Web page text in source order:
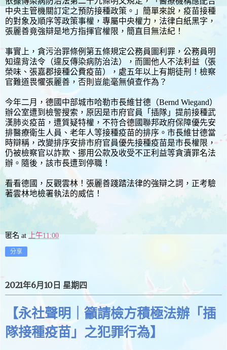
中央主管機關訂定之預防接種政策。」簡單來說，疫苗接種
的對象及順序等政策事權，專屬中央權力，法律白紙黑字，
張麗善竟強辯是地方指揮官權限，簡直目無法紀！
事實上，貪污治罪條例第五條規定公務員圖利罪，公務員明
知違背法令（違反傳染病防治法），而圖他人不法利益（張
榮味、張嘉郡接種公費疫苗），處五年以上有期徒刑！檢察
官難道畏懼張麗善，否則豈能毫無偵查作為？
今年二月，德國中部城市哈勒市長維甘德（Bernd Wiegand）
辦公室遭到檢警搜索，原因是市府官員「插隊」提前接種武
漢肺炎疫苗，遭質疑特權，不符合德國聯邦政府保障優先安
排醫療衛生人員、老年人等接種疫苗的排序。市長維甘德當
時辯稱，改變排序安排市府官員優先接種疫苗是市長權限，
仍被檢察官以詐欺、挪用公款及收受不正利益等貪瀆罪名法
辦。隨後，該市長遭到停職！
看看德國，反觀雲林！張麗善踐踏法律的強辯之詞，正考驗
著雲林地檢署執法的威信！
匿名 at上午11:00
分享
2021年6月10日 星期四
【永社聲明｜籲請檢方積極法辦「插
隊接種疫苗」之犯罪行為】